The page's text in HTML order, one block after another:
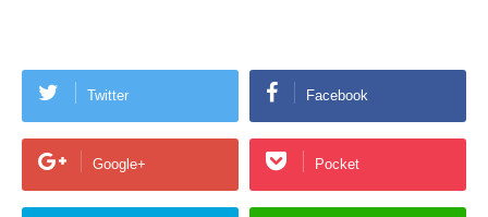
Twitter Facebook
Google+ Pocket